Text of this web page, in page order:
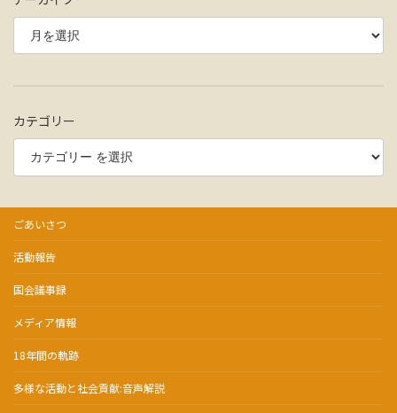
カテゴリー
ごあいさつ
活動報告
国会議事録
メディア情報
18年間の軌跡
多様な活動と社会貢献:音声解説